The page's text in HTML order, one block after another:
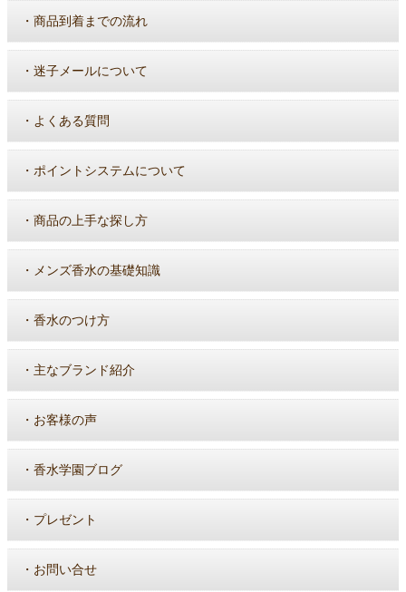
・ 商品到着までの流れ
・ 迷子メールについて
・ よくある質問
・ ポイントシステムについて
・ 商品の上手な探し方
・ メンズ香水の基礎知識
・ 香水のつけ方
・ 主なブランド紹介
・ お客様の声
・ 香水学園ブログ
・ プレゼント
・ お問い合せ